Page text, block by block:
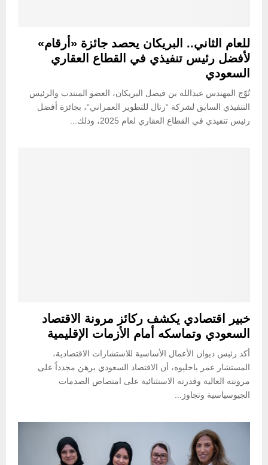
للعام الثاني.. البريكان يحصد جائزة «أرقام»
لأفضل رئيس تنفيذي في القطاع العقاري
السعودي
تُوّج المهندس عبدالله بن فيصل البريكان، العضو المنتدب والرئيس
التنفيذي السابق لشركة “رتال للتطوير العمراني“، بجائزة أفضل
رئيس تنفيذي في القطاع العقاري لعام 2025، وذلك...
خبير اقتصادي يكشف ركائز مرونة الاقتصاد
السعودي وتماسكه أمام الأزمات الإقليمية
أكد رئيس ديوان الأعمال الأساسية للاستشارات الاقتصادية،
المستشار عمر باحليوه، أن الاقتصاد السعودي برهن مجدداً على
مرونته العالية وقدرته الاستثنائية على امتصاص الصدمات
الجيوسياسية وتجاوز...